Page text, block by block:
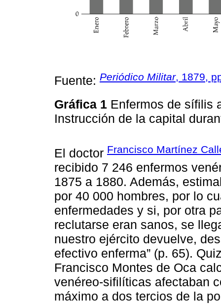
Fuente: Periódico Militar, 1879,
Gráfica 1 Enfermos de sífilis
Instrucción de la capital
El doctor Francisco Martínez
recibido 7 246 enfermos
1875 a 1880. Además,
por 40 000 hombres, por lo
enfermedades y si, por otra
reclutarse eran sanos, se
nuestro ejército devuelve,
efectivo enferma” (p. 65).
Francisco Montes de Oca
venéreo-sifilíticas afectaban
máximo a dos tercios de la